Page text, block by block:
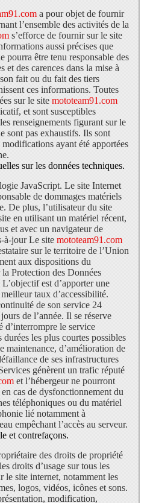
a pour objet de fournir
l’ensemble des activités de la
s’efforce de fournir sur le site
aussi précises que
pourra être tenu responsable des
et des carences dans la mise à
fait ou du fait des tiers
ces informations. Toutes
sur le site mototeam91.com
et sont susceptibles
renseignements figurant sur le
sont pas exhaustifs. Ils sont
modifications ayant été apportées
sur les données techniques.
JavaScript. Le site Internet
de dommages matériels
De plus, l’utilisateur du site
en utilisant un matériel récent,
et avec un navigateur de
à-jour Le site mototeam91.com
sur le territoire de l’Union
aux dispositions du
Protection des Données
est d’apporter une
taux d’accessibilité.
de son service 24
de l’année. Il se réserve
d’interrompre le service
durées les plus courtes possibles
maintenance, d’amélioration de
de ses infrastructures
génèrent un trafic réputé
et l’hébergeur ne pourront
cas de dysfonctionnement du
téléphoniques ou du matériel
lié notamment à
empêchant l’accès au serveur.
et contrefaçons.
des droits de propriété
droits d’usage sur tous les
le site internet, notamment les
logos, vidéos, icônes et sons.
modification,